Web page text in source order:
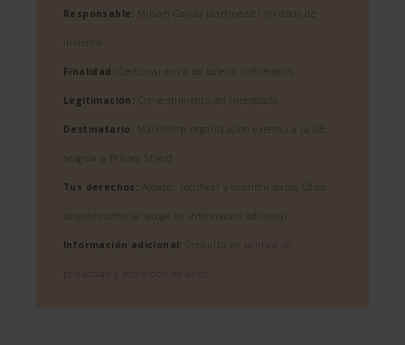
Responsable: Miriam García Martínez/El invitado de
invierno
Finalidad: Gestionar envío de boletín informativo
Legitimación: Consentimiento del interesado
Destinatario: Mailchimp, organización externa a la UE,
acogida a Privacy Shield
Tus derechos: Acceder, rectificar y suprimir datos. Otros
derechos como se recoge en información adicional
Información adicional: Consulta mi política de
privacidad y protección de datos